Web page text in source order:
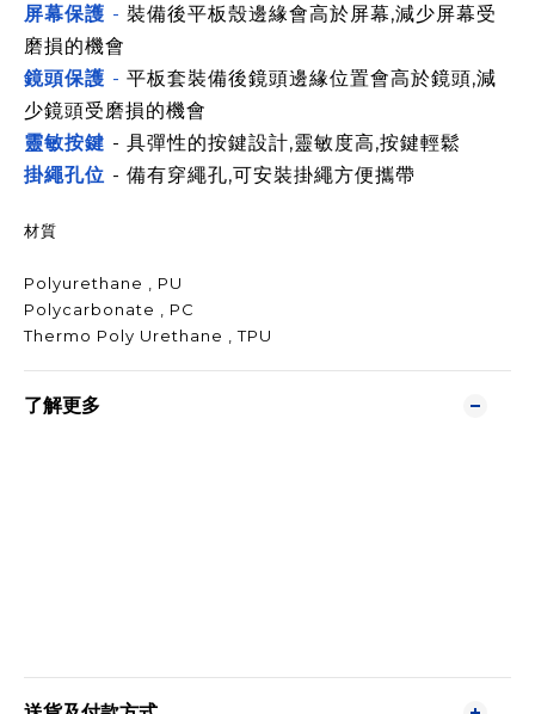
屏幕保護 - 裝備後平板殼邊緣會高於屏幕,減少屏幕受
磨損的機會
鏡頭保護 - 平板套裝備後鏡頭邊緣位置會高於鏡頭,減
少鏡頭受磨損的機會
靈敏按鍵 - 具彈性的按鍵設計,靈敏度高,按鍵輕鬆
掛繩孔位 - 備有穿繩孔,可安裝掛繩方便攜帶
材質
Polyurethane , PU
Polycarbonate , PC
Thermo Poly Urethane , TPU
了解更多